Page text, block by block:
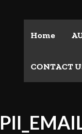
Home
CONTACT